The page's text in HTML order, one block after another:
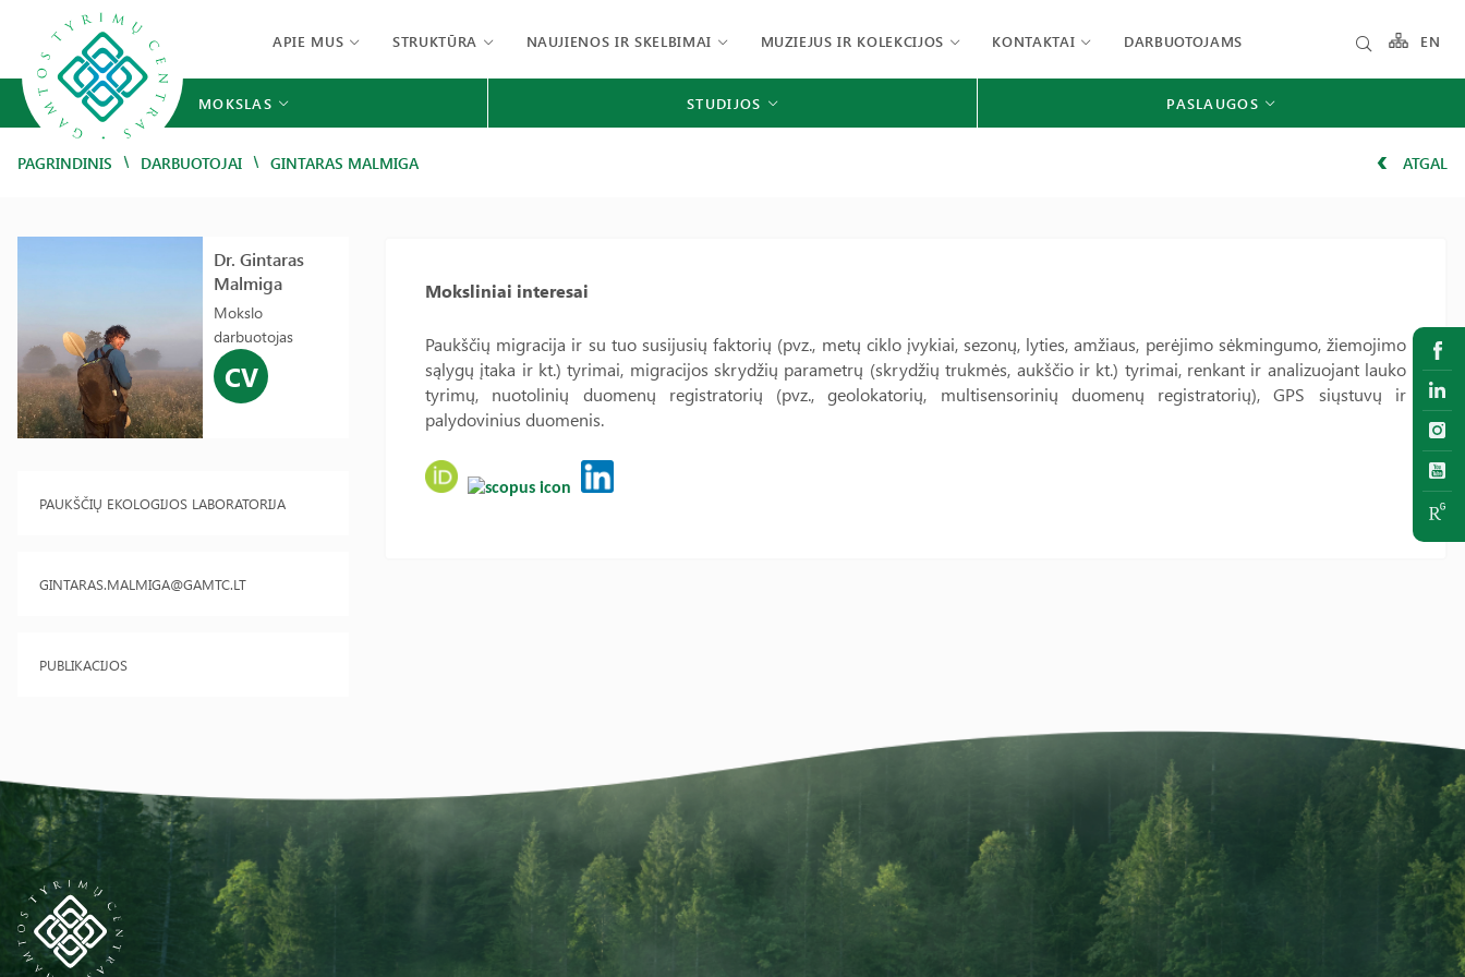
APIE MUS STRUKTŪRA NAUJIENOS IR SKELBIMAI MUZIEJUS IR KOLEKCIJOS KONTAKTAI DARBUOTOJAMS EN
MOKSLAS STUDIJOS PASLAUGOS
PAGRINDINIS / DARBUOTOJAI / GINTARAS MALMIGA ATGAL
Dr. Gintaras
Malmiga
Mokslo
darbuotojas
CV
PAUKŠČIŲ EKOLOGIJOS LABORATORIJA
GINTARAS.MALMIGA@GAMTC.LT
PUBLIKACIJOS
Moksliniai interesai
Paukščių migracija ir su tuo susijusių faktorių (pvz., metų ciklo įvykiai, sezonų, lyties, amžiaus, perėjimo sėkmingumo, žiemojimo
sąlygų įtaka ir kt.) tyrimai, migracijos skrydžių parametrų (skrydžių trukmės, aukščio ir kt.) tyrimai, renkant ir analizuojant lauko
tyrimų, nuotolinių duomenų registratorių (pvz., geolokatorių, multisensorinių duomenų registratorių), GPS siųstuvų ir
palydovinius duomenis.